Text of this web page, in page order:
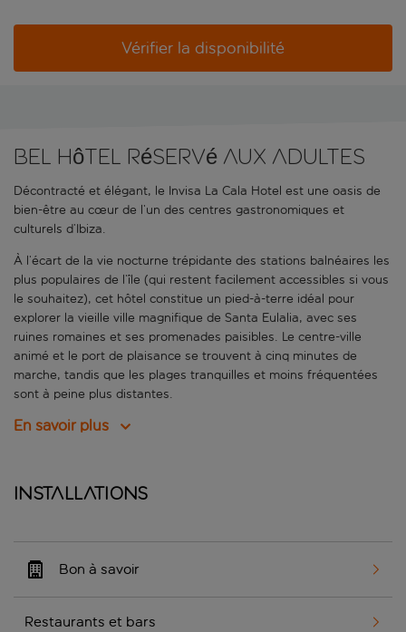
Vérifier la disponibilité
Bel hôtel réservé aux adultes
Décontracté et élégant, le Invisa La Cala Hotel est une oasis de
bien-être au cœur de l’un des centres gastronomiques et
culturels d’Ibiza.
À l’écart de la vie nocturne trépidante des stations balnéaires les
plus populaires de l’île (qui restent facilement accessibles si vous
le souhaitez), cet hôtel constitue un pied-à-terre idéal pour
explorer la vieille ville magnifique de Santa Eulalia, avec ses
ruines romaines et ses promenades paisibles. Le centre-ville
animé et le port de plaisance se trouvent à cinq minutes de
marche, tandis que les plages tranquilles et moins fréquentées
sont à peine plus distantes.
En savoir plus
Installations
Bon à savoir
Restaurants et bars